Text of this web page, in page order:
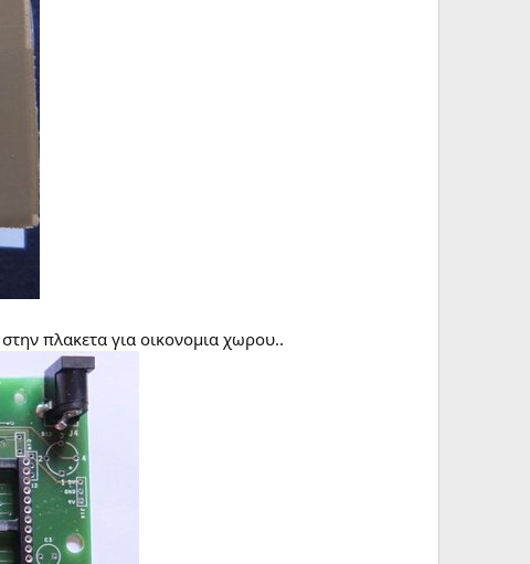
πλακετα για οικονομια χωρου..